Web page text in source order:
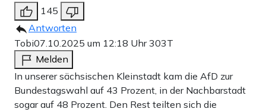
145
Antworten
Tobi07.10.2025 um 12:18 Uhr303T
Melden
In unserer sächsischen Kleinstadt kam die AfD zur
Bundestagswahl auf 43 Prozent, in der Nachbarstadt
sogar auf 48 Prozent. Den Rest teilten sich die